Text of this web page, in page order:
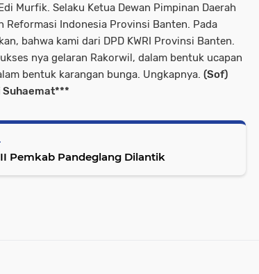
Murfik. Selaku Ketua Dewan Pimpinan Daerah
Reformasi Indonesia Provinsi Banten. Pada
bahwa kami dari DPD KWRI Provinsi Banten.
nya gelaran Rakorwil, dalam bentuk ucapan
bentuk karangan bunga. Ungkapnya. (Sof)
Suhaemat***
Pemkab Pandeglang Dilantik